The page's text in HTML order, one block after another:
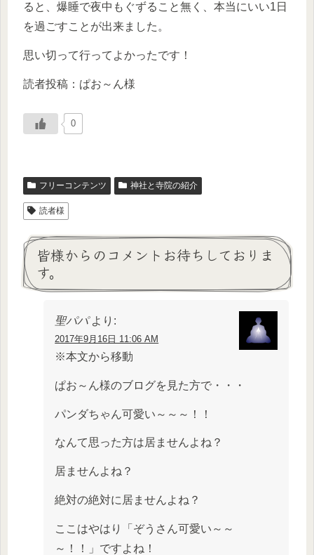
ると、爆睡で夜中もぐずること無く、本当にいい1日
を過ごすことが出来ました。
思い切って行ってよかったです！
読者投稿：ぱお～ん様
0
フリーコンテンツ 神社と寺院の紹介
読者様
皆様からのコメントお待ちしておりま
す。
聖パパ より:
2017年9月16日 11:06 AM
※本文から移動
ぱお～ん様のブログを見た方で・・・
パンダちゃん可愛い～～～！！
なんて思った方は居ませんよね？
居ませんよね？
絶対の絶対に居ませんよね？
ここはやはり「ぞうさん可愛い～～
～！！」ですよね！